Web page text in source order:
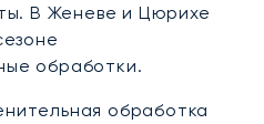
В Женеве и Цюрихе
обработки.
обработка